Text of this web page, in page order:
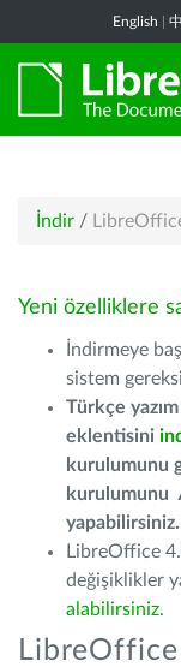
English
İndir /
Yeni özelliklere
İndirmeye
sistem
Türkçe
eklentisini
kurulumunu
kurulumunu
yapabilirsiniz.
LibreOffice
değişiklikler
alabilirsiniz.
LibreOffice